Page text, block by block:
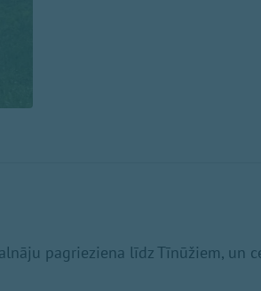
pagrieziena līdz Tīnūžiem, un